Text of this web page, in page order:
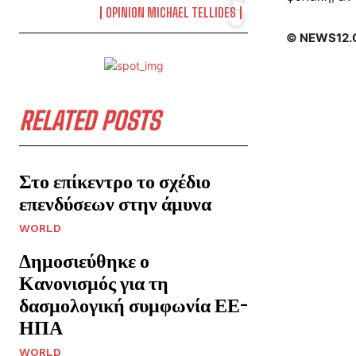
OPINION MICHAEL TELLIDES
RELATED POSTS
Στο επίκεντρο το σχέδιο
επενδύσεων στην άμυνα
WORLD
Δημοσιεύθηκε ο
Κανονισμός για τη
δασμολογική συμφωνία ΕΕ-
ΗΠΑ
WORLD
©